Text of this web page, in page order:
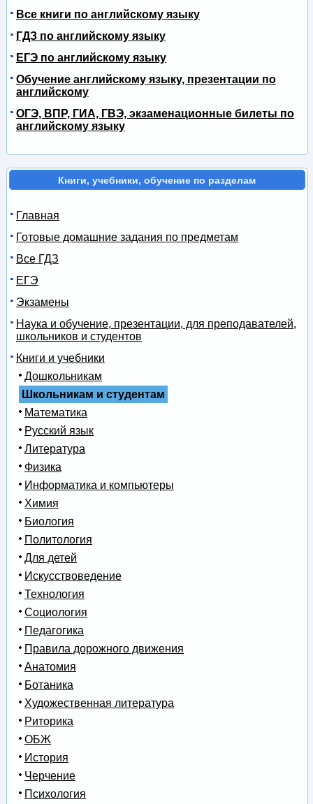
Все книги по английскому языку
ГДЗ по английскому языку
ЕГЭ по английскому языку
Обучение английскому языку, презентации по
английскому
ОГЭ, ВПР, ГИА, ГВЭ, экзаменационные билеты по
английскому языку
Книги, учебники, обучение по разделам
Главная
Готовые домашние задания по предметам
Все ГДЗ
ЕГЭ
Экзамены
Наука и обучение, презентации, для преподавателей,
школьников и студентов
Книги и учебники
Дошкольникам
Школьникам и студентам
Математика
Русский язык
Литература
Физика
Информатика и компьютеры
Химия
Биология
Политология
Для детей
Искусствоведение
Технология
Социология
Педагогика
Правила дорожного движения
Анатомия
Ботаника
Художественная литература
Риторика
ОБЖ
История
Черчение
Психология